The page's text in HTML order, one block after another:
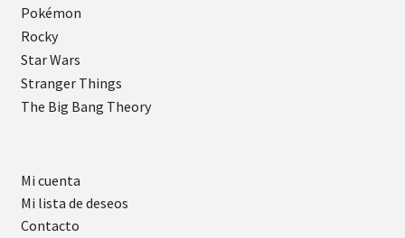
Pokémon
Rocky
Star Wars
Stranger Things
The Big Bang Theory
Mi cuenta
Mi lista de deseos
Contacto